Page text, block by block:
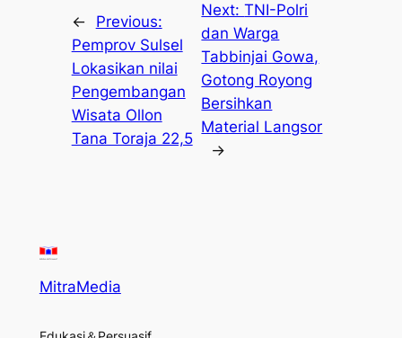
←
Previous:
Pemprov Sulsel
Lokasikan nilai
Pengembangan
Wisata Ollon
Tana Toraja 22,5
Next:TNI-Polri
dan Warga
Tabbinjai Gowa,
Gotong Royong
Bersihkan
Material Langsor
→
MitraMedia